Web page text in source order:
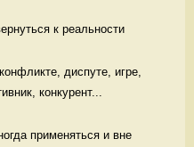
к реальности
диспуте, игре,
конкурент...
применяться и вне